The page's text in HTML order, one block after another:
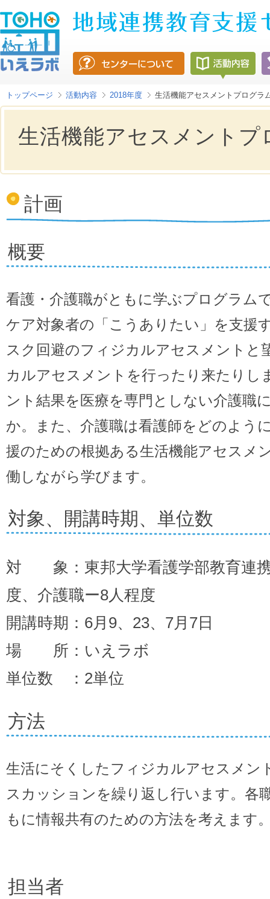
トップページ 活動内容 2018年度 生活機能アセスメントプログラ
生活機能アセスメントプ
計画
概要
看護・介護職がともに学ぶプログラム
ケア対象者の「こうありたい」を支援
スク回避のフィジカルアセスメントと
カルアセスメントを行ったり来たりし
ント結果を医療を専門としない介護職
か。また、介護職は看護師をどのよう
援のための根拠ある生活機能アセスメ
働しながら学びます。
対象、開講時期、単位数
対 象：東邦大学看護学部教育連
度、介護職ー8人程度
開講時期：6月9、23、7月7日
場 所：いえラボ
単位数 ：2単位
方法
生活にそくしたフィジカルアセスメン
スカッションを繰り返し行います。各
もに情報共有のための方法を考えます
担当者